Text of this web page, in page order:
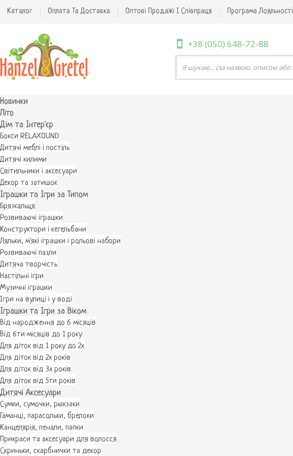
Каталог Оплата Та Доставка Оптові Продажі І Співпраця Програма Лояльності
+38 (050) 648-72-88
Новинки
Літо
Дім та Інтер'єр
Бокси RELAXOUND
Дитячі меблі і постіль
Дитячі килими
Світильники і аксесуари
Декор та затишок
Іграшки та Ігри за Типом
Брязкальця
Розвиваючі іграшки
Конструктори і кегельбани
Ляльки, м'які іграшки і рольові набори
Розвиваючі пазли
Дитяча творчість
Настільні ігри
Музичні іграшки
Ігри на вулиці і у воді
Іграшки та Ігри за Віком
Від народження до 6 місяців
Від 6ти місяців до 1 року
Для діток від 1 року до 2х
Для діток від 2х років
Для діток від 3х років
Для діток від 5ти років
Дитячі Аксесуари
Сумки, сумочки, рюкзаки
Гаманці, парасольки, брелоки
Канцелярія, пенали, папки
Прикраси та аксесуари для волосся
Скриньки, скарбнички та декор